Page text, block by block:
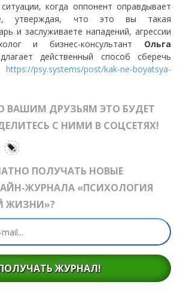
когда оппонент оправдывает
утверждая, что это вы такая
и заслуживаете нападений, агрессии
и бизнес-консультант Ольга
действенный способ сберечь
https://psy.systems/post/kak-ne-boyatsya-
ВАШИМ ДРУЗЬЯМ ЭТО БУДЕТ
С НИМИ В СОЦСЕТЯХ!
ПОЛУЧАТЬ НОВЫЕ
ЖУРНАЛА «ПСИХОЛОГИЯ
ЖИЗНИ»?
ЖУРНАЛ!